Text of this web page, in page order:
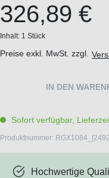
326,89 €
Inhalt: 1 Stück
Preise exkl. MwSt. zzgl.
IN DEN
Sofort verfügbar,
Produktnummer:
Hochwertige